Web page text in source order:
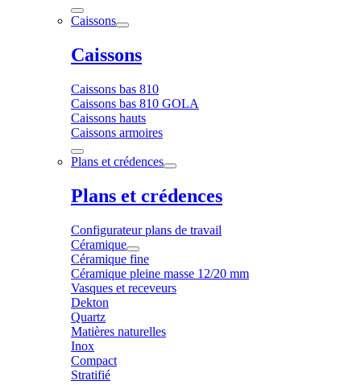
Caissons
Caissons
Caissons bas 810
Caissons bas 810 GOLA
Caissons hauts
Caissons armoires
Plans et crédences
Plans et crédences
Configurateur plans de travail
Céramique
Céramique fine
Céramique pleine masse 12/20 mm
Vasques et receveurs
Dekton
Quartz
Matières naturelles
Inox
Compact
Stratifié